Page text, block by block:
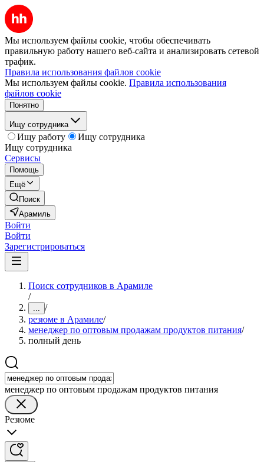
Мы используем файлы cookie, чтобы обеспечивать
правильную работу нашего веб-сайта и анализировать сетевой
трафик.
Правила использования файлов cookie
Мы используем файлы cookie. Правила использования
файлов cookie
Понятно
Ищу сотрудника
Ищу работу
Ищу сотрудника
Ищу сотрудника
Сервисы
Помощь
Ещё
Поиск
Арамиль
Войти
Войти
Зарегистрироваться
Поиск сотрудников в Арамиле
/
... /
резюме в Арамиле/
менеджер по оптовым продажам продуктов питания/
полный день
менеджер по оптовым продажам продуктов питания
Резюме